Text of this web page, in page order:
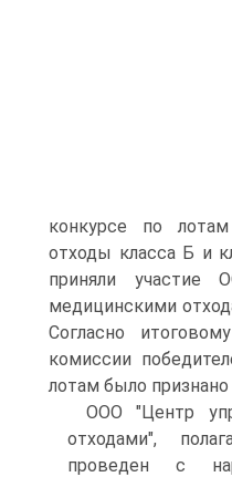
конкурсе по
отходы класса Б и
приняли участие
медицинскими
Согласно
комиссии
лотам было
ООО "Центр
отходами",
проведен с